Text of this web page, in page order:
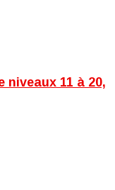
niveaux 11 à 20,